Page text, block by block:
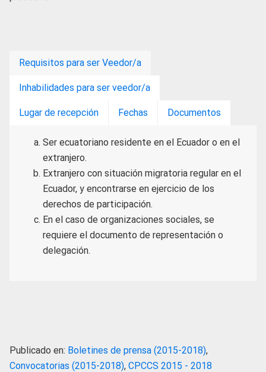
Requisitos para ser Veedor/a
Inhabilidades para ser veedor/a
Lugar de recepción Fechas Documentos
Ser ecuatoriano residente en el Ecuador o en el
extranjero.
Extranjero con situación migratoria regular en el
Ecuador, y encontrarse en ejercicio de los
derechos de participación.
En el caso de organizaciones sociales, se
requiere el documento de representación o
delegación.
Publicado en: Boletines de prensa (2015-2018),
Convocatorias (2015-2018), CPCCS 2015 - 2018